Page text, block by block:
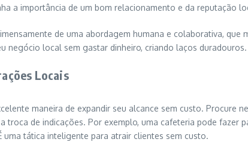
a importância de um bom relacionamento e da reputação
de uma abordagem humana e colaborativa,
negócio local sem gastar dinheiro, criando laços duradouros.
Locais
maneira de expandir seu alcance sem custo.
troca de indicações. Por exemplo, uma cafeteria pode fazer
tática inteligente para atrair clientes sem custo.